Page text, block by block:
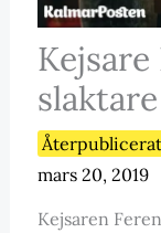
slaktare
Återpublicerat
mars 20, 2019
Kejsaren